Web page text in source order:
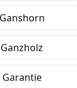
Ganshorn
Ganzholz
Garantie